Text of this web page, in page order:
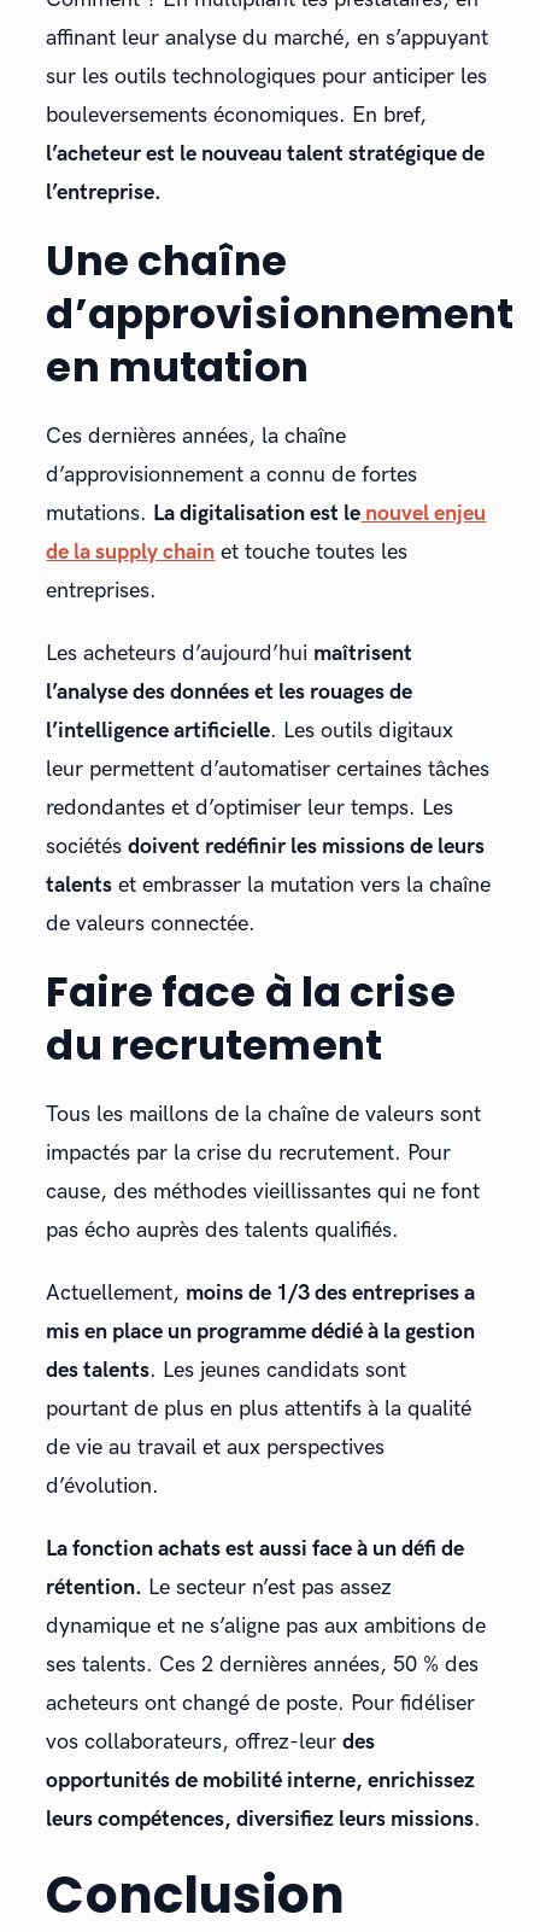
affinant leur analyse du marché, en s’appuyant
sur les outils technologiques pour anticiper les
bouleversements économiques. En bref,
l’acheteur est le nouveau talent stratégique de
l’entreprise.
Une chaîne
d’approvisionnement
en mutation
Ces dernières années, la chaîne
d’approvisionnement a connu de fortes
mutations. La digitalisation est le nouvel enjeu
de la supply chain et touche toutes les
entreprises.
Les acheteurs d’aujourd’hui maîtrisent
l’analyse des données et les rouages de
l’intelligence artificielle. Les outils digitaux
leur permettent d’automatiser certaines tâches
redondantes et d’optimiser leur temps. Les
sociétésdoivent redéfinir les missions de leurs
talents et embrasser la mutation vers la chaîne
de valeurs connectée.
Faire face à la crise
du recrutement
Tous les maillons de la chaîne de valeurs sont
impactés par la crise du recrutement. Pour
cause, des méthodes vieillissantes qui ne font
pas écho auprès des talents qualifiés.
Actuellement, moins de 1/3 des entreprises a
mis en place un programme dédié à la gestion
des talents. Les jeunes candidats sont
pourtant de plus en plus attentifs à la qualité
de vie au travail et aux perspectives
d’évolution.
La fonction achats est aussi face à un défi de
rétention. Le secteur n’est pas assez
dynamique et ne s’aligne pas aux ambitions de
ses talents. Ces 2 dernières années, 50 % des
acheteurs ont changé de poste. Pour fidéliser
vos collaborateurs, offrez-leurdes
opportunités de mobilité interne, enrichissez
leurs compétences, diversifiez leurs missions.
Conclusion